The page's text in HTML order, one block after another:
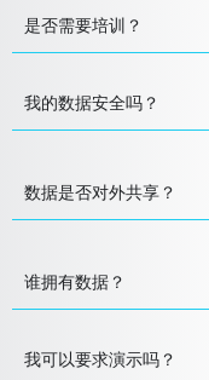
是否需要培训？
我的数据安全吗？
数据是否对外共享？
谁拥有数据？
我可以要求演示吗？